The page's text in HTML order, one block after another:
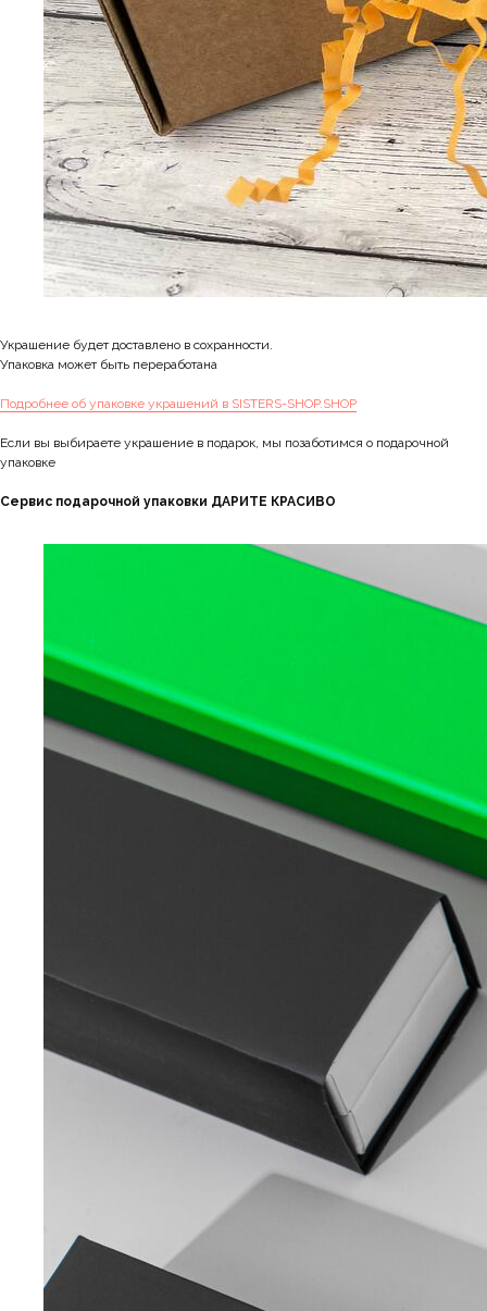
Украшение будет доставлено в сохранности.
Упаковка может быть переработана
Подробнее об упаковке украшений в SISTERS-SHOP.SHOP
Если вы выбираете украшение в подарок, мы позаботимся о подарочной
упаковке
Сервис подарочной упаковки ДАРИТЕ КРАСИВО